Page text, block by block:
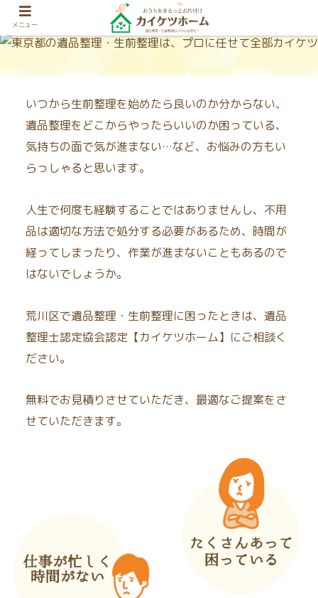
いつから生前整理を始めたら良いのか分からない、
遺品整理をどこからやったらいいのか困っている、
気持ちの面で気が進まない…など、お悩みの方もい
らっしゃると思います。
人生で何度も経験することではありませんし、不用
品は適切な方法で処分する必要があるため、時間が
経ってしまったり、作業が進まないこともあるので
はないでしょうか。
荒川区で遺品整理・生前整理に困ったときは、遺品
整理士認定協会認定【カイケツホーム】にご相談く
ださい。
無料でお見積りさせていただき、最適なご提案をさ
せていただきます。
メニュー